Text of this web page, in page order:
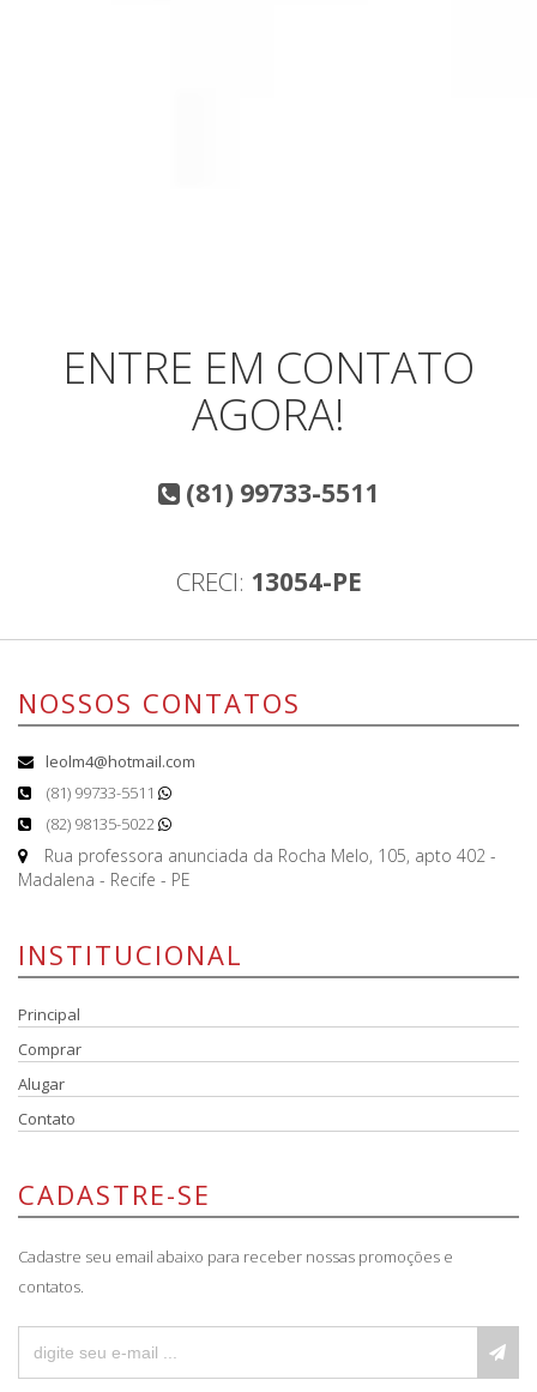
ENTRE EM CONTATO
AGORA!
(81) 99733-5511
CRECI: 13054-PE
NOSSOS CONTATOS
leolm4@hotmail.com
(81) 99733-5511
(82) 98135-5022
Rua professora anunciada da Rocha Melo, 105, apto 402 -
Madalena - Recife - PE
INSTITUCIONAL
Principal
Comprar
Alugar
Contato
CADASTRE-SE
Cadastre seu email abaixo para receber nossas promoções e
contatos.